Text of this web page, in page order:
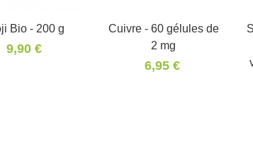
Panier
Bio - 200 g
9,90 €
Cuivre - 60 gélules de
2 mg
6,95 €